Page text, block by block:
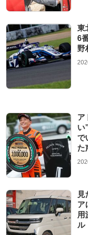
東
6
野
ア
い
で
た
見
ア
用
ル